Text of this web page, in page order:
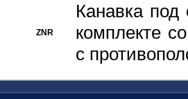
ZNR
Канавка
комплекте
с